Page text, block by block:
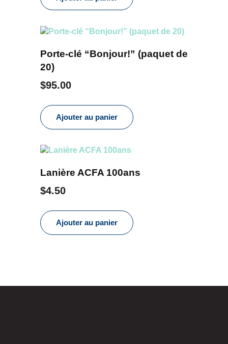
Porte-clé “Bonjour!” (paquet de
20)
$95.00
Ajouter au panier
Lanière ACFA 100ans
$4.50
Ajouter au panier